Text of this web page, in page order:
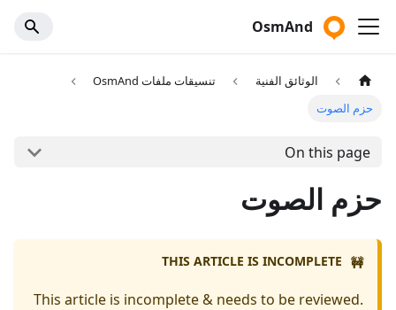
OsmAnd
الوثائق الفنية
تنسيقات ملفات OsmAnd
حزم الصوت
On this page
حزم الصوت
🚧
THIS ARTICLE IS INCOMPLETE
This article is incomplete & needs to be reviewed.